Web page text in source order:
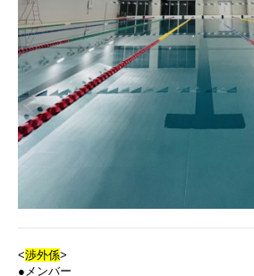
<渉外係>
● メンバー